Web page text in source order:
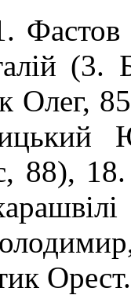
Фастов
(3.
Олег,
88),